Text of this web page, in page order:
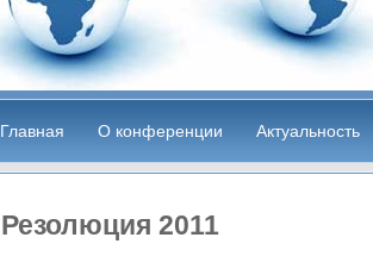
Главная О конференции Актуальность
Резолюция 2011